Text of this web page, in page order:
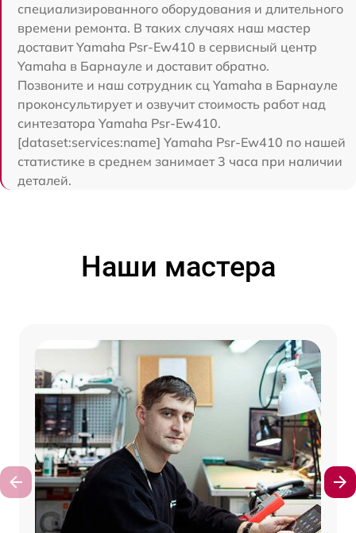
специализированного оборудования и длительного
времени ремонта. В таких случаях наш мастер
доставит Yamaha Psr-Ew410 в сервисный центр
Yamaha в Барнауле и доставит обратно.
Позвоните и наш сотрудник сц Yamaha в Барнауле
проконсультирует и озвучит стоимость работ над
синтезатора Yamaha Psr-Ew410.
[dataset:services:name] Yamaha Psr-Ew410 по нашей
статистике в среднем занимает 3 часа при наличии
деталей.
Наши мастера